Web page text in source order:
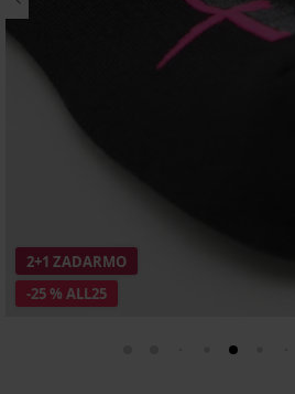
-25 % ALL25
2+1 ZADARMO